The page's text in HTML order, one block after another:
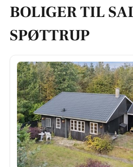
BOLIGER TIL
SPØTTRUP